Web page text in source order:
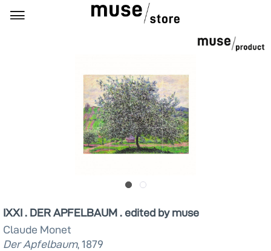
IXXI . DER APFELBAUM . edited by muse
Claude Monet
Der Apfelbaum, 1879